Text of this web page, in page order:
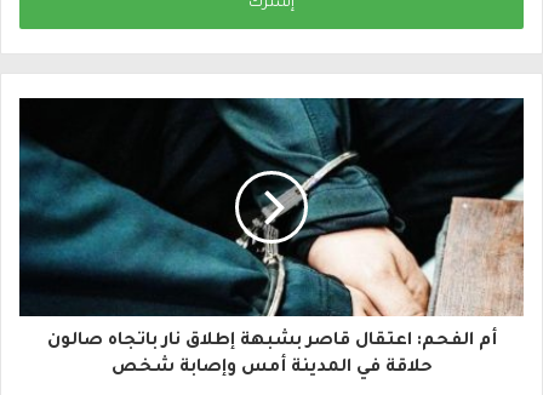
خ
ب
ي
د
ك
ا
أم الفحم: اعتقال قاصر بشبهة إطلاق نار باتجاه صالون
حلاقة في المدينة أمس وإصابة شخص